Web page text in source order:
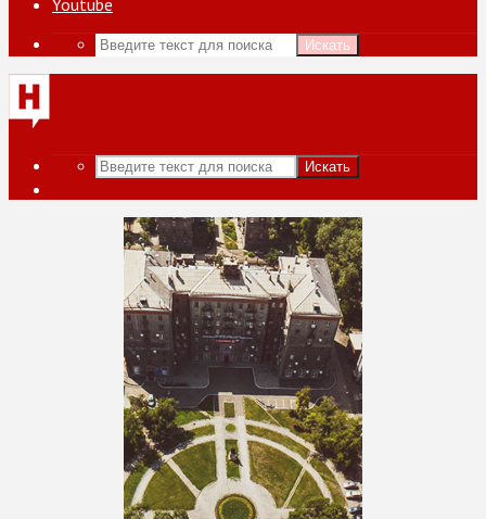
Youtube
Искать
Искать